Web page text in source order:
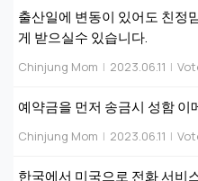
출산일에 변동이 있어도 친정
게 받으실수 있습니다.
Chinjung Mom | 2023.06.11 |
예약금을 먼저 송금시 성함 이
Chinjung Mom | 2023.06.11 |
한국에서 미국으로 전화 서비